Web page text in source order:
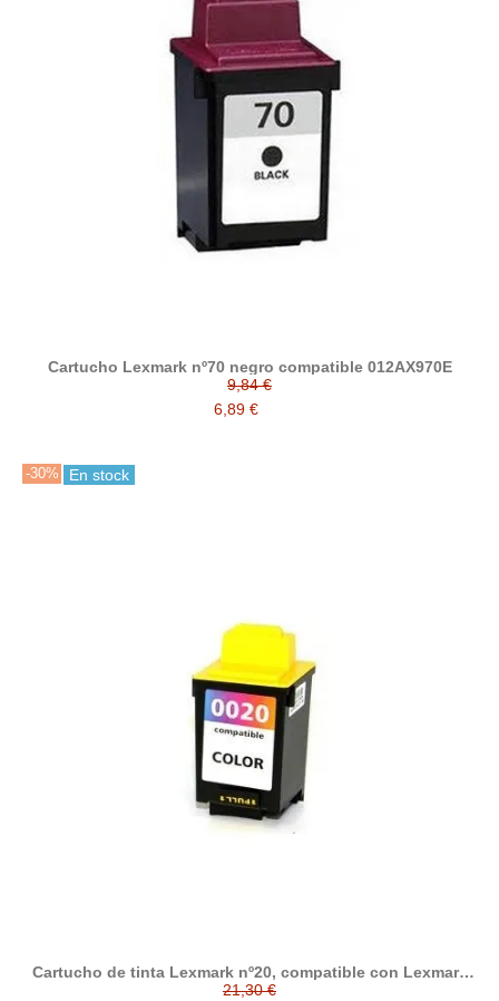
Cartucho Lexmark nº70 negro compatible 012AX970E
9,84 €
6,89 €
-30% En stock
Cartucho de tinta Lexmark nº20, compatible con Lexmark
21,30 €